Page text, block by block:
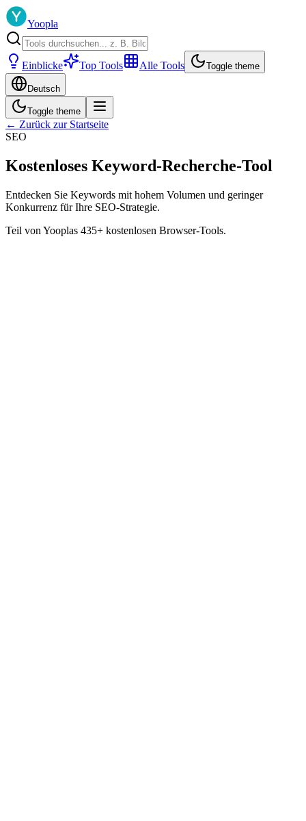
Yoopla
Einblicke Top Tools Alle Tools Toggle theme
Deutsch
Toggle theme
← Zurück zur Startseite
SEO
Kostenloses Keyword-Recherche-Tool
Entdecken Sie Keywords mit hohem Volumen und geringer
Konkurrenz für Ihre SEO-Strategie.
Teil von Yooplas 435+ kostenlosen Browser-Tools.